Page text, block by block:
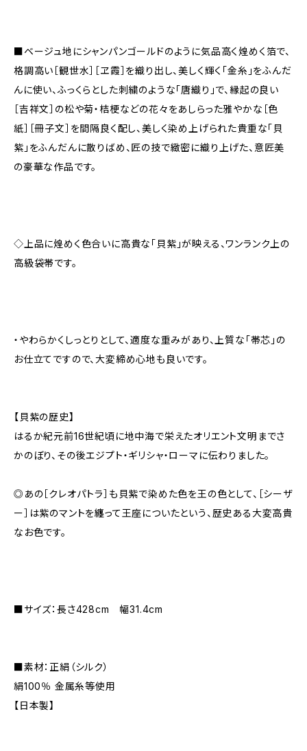
■ベージュ地にシャンパンゴールドのように気品高く煌めく箔で、
格調高い［観世水］［ヱ霞］を織り出し、美しく輝く「金糸」をふんだ
んに使い、ふっくらとした刺繍のような「唐織り」で、縁起の良い
［吉祥文］の松や菊・桔梗などの花々をあしらった雅やかな［色
紙］［冊子文］を間隔良く配し、美しく染め上げられた貴重な「貝
紫」をふんだんに散りばめ、匠の技で緻密に織り上げた、意匠美
の豪華な作品です。
◇上品に煌めく色合いに高貴な「貝紫」が映える、ワンランク上の
高級袋帯です。
・やわらかくしっとりとして、適度な重みがあり、上質な「帯芯」の
お仕立てですので、大変締め心地も良いです。
【貝紫の歴史】
はるか紀元前16世紀頃に地中海で栄えたオリエント文明までさ
かのぼり、その後エジプト・ギリシャ・ローマに伝わりました。
◎あの［クレオパトラ］も貝紫で染めた色を王の色として、［シーザ
ー］は紫のマントを纏って王座についたという、歴史ある大変高貴
なお色です。
■サイズ：長さ428cm 幅31.4cm
■素材：正絹（シルク）
絹100％ 金属糸等使用
【日本製】